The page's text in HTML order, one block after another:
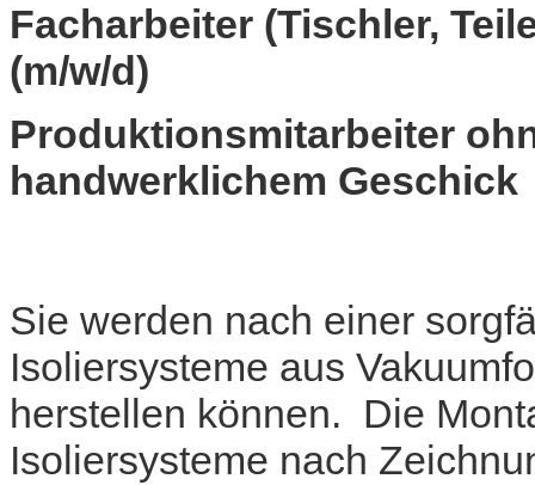
Facharbeiter (Tischler,
(m/w/d)
Produktionsmitarbeiter
handwerklichem Geschick
Sie werden nach einer
Isoliersysteme aus
herstellen können. Die
Isoliersysteme nach